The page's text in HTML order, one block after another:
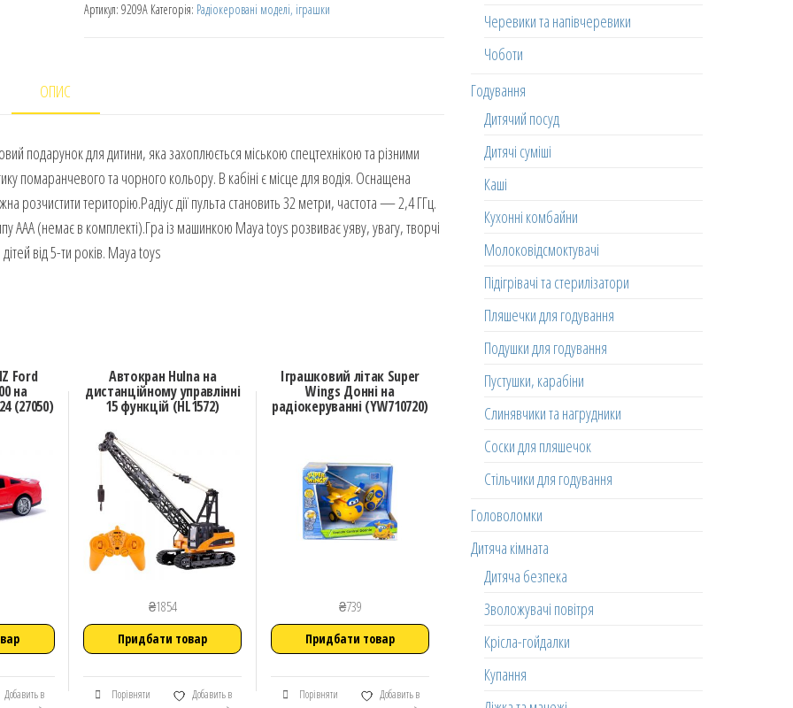
Артикул: 9209A Категорія: Радіокеровані моделі, іграшки
ОПИС
подарунок для дитини, яка захоплюється міською спецтехнікою та різними
помаранчевого та чорного кольору. В кабіні є місце для водія. Оснащена
територію.Радіус дії пульта становить 32 метри, частота — 2,4 ГГц.
ААА (немає в комплекті).Гра із машинкою Maya toys розвиває уяву, увагу, творчі
від 5-ти років. Maya toys
Ford
на
(27050)
Добавить в
Автокран Hulna на
дистанційному управлінні
15 функцій (HL1572)
₴1854
Придбати товар
Порівняти
Добавить в
Іграшковий літак Super
Wings Донні на
радіокеруванні (YW710720)
₴739
Придбати товар
Порівняти
Добавить в
Черевики та напівчеревики
Чоботи
Годування
Дитячий посуд
Дитячі суміші
Каші
Кухонні комбайни
Молоковідсмоктувачі
Підігрівачі та стерилізатори
Пляшечки для годування
Подушки для годування
Пустушки, карабіни
Слинявчики та нагрудники
Соски для пляшечок
Стільчики для годування
Головоломки
Дитяча кімната
Дитяча безпека
Зволожувачі повітря
Крісла-гойдалки
Купання